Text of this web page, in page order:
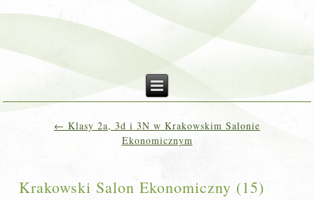
← Klasy 2a, 3d i 3N w Krakowskim Salonie
Ekonomicznym
Krakowski Salon Ekonomiczny (15)